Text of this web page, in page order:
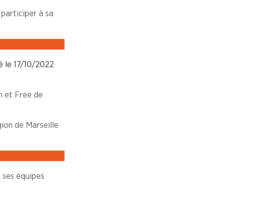
à sa
le 17/10/2022
et Free de
de Marseille
équipes